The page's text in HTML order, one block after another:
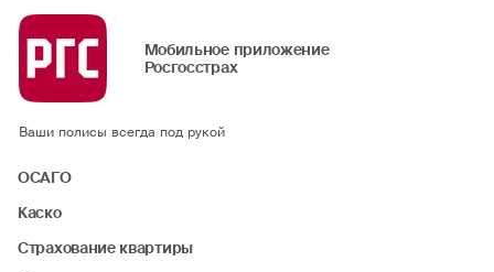
Мобильное приложение
Росгосстрах
Ваши полисы всегда под рукой
ОСАГО
Каско
Страхование квартиры